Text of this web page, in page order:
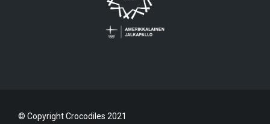
© Copyright Crocodiles 2021